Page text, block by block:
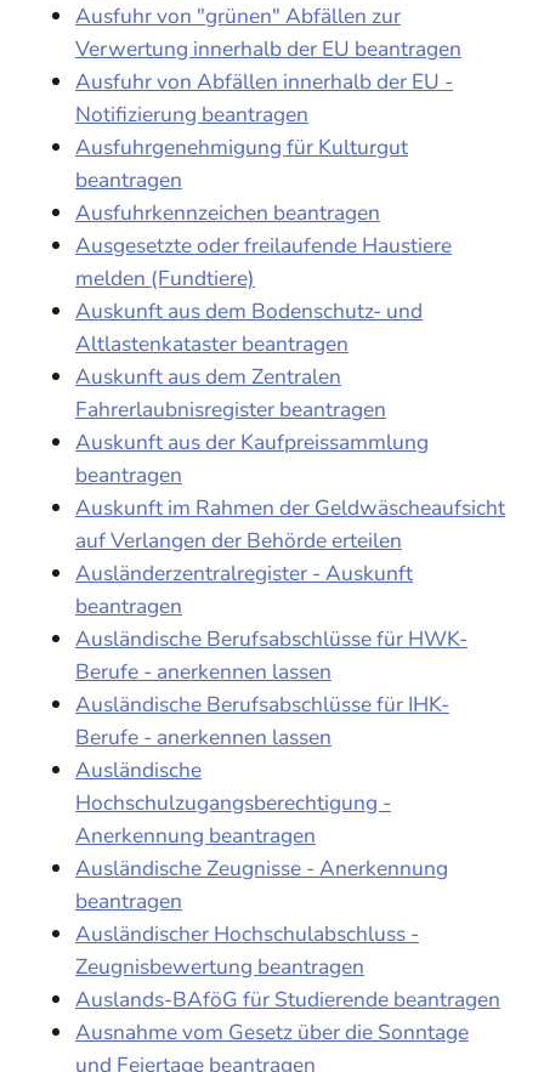
Ausfuhr von "grünen" Abfällen zur
Verwertung innerhalb der EU beantragen
Ausfuhr von Abfällen innerhalb der EU -
Notifizierung beantragen
Ausfuhrgenehmigung für Kulturgut
beantragen
Ausfuhrkennzeichen beantragen
Ausgesetzte oder freilaufende Haustiere
melden (Fundtiere)
Auskunft aus dem Bodenschutz- und
Altlastenkataster beantragen
Auskunft aus dem Zentralen
Fahrerlaubnisregister beantragen
Auskunft aus der Kaufpreissammlung
beantragen
Auskunft im Rahmen der Geldwäscheaufsicht
auf Verlangen der Behörde erteilen
Ausländerzentralregister - Auskunft
beantragen
Ausländische Berufsabschlüsse für HWK-
Berufe - anerkennen lassen
Ausländische Berufsabschlüsse für IHK-
Berufe - anerkennen lassen
Ausländische
Hochschulzugangsberechtigung -
Anerkennung beantragen
Ausländische Zeugnisse - Anerkennung
beantragen
Ausländischer Hochschulabschluss -
Zeugnisbewertung beantragen
Auslands-BAföG für Studierende beantragen
Ausnahme vom Gesetz über die Sonntage
und Feiertage beantragen